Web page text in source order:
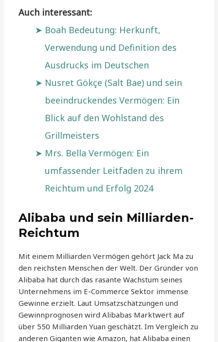
Auch interessant:
Boah Bedeutung: Herkunft,
Verwendung und Definition des
Ausdrucks im Deutschen
Nusret Gökçe (Salt Bae) und sein
beeindruckendes Vermögen: Ein
Blick auf den Wohlstand des
Grillmeisters
Mrs. Bella Vermögen: Ein
umfassender Leitfaden zu ihrem
Reichtum und Erfolg 2024
Alibaba und sein Milliarden-
Reichtum
Mit einem Milliarden Vermögen gehört Jack Ma zu
den reichsten Menschen der Welt. Der Gründer von
Alibaba hat durch das rasante Wachstum seines
Unternehmens im E-Commerce Sektor immense
Gewinne erzielt. Laut Umsatzschätzungen und
Gewinnprognosen wird Alibabas Marktwert auf
über 550 Milliarden Yuan geschätzt. Im Vergleich zu
anderen Giganten wie Amazon, hat Alibaba einen